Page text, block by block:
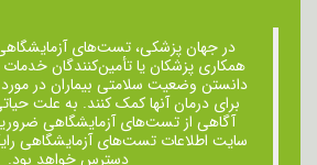
در جهان پزشکی، تست‌های
همکاری پزشکان یا تأمین‌کنندگان
دانستن وضعیت سلامتی بیماران در
برای درمان ‌آنها کمک کنند. به علت
آگاهی از تست‌های آزمایشگاهی
سایت اطلاعات تست‌های آزمایشگاهی
دسترس خواهد بود.